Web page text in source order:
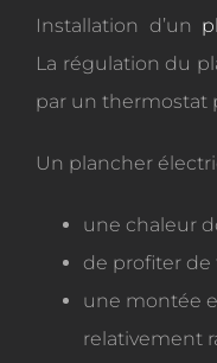
Installation d’un
La régulation du
par un thermostat
Un plancher
une chaleur
de profiter de
une montée
relativement